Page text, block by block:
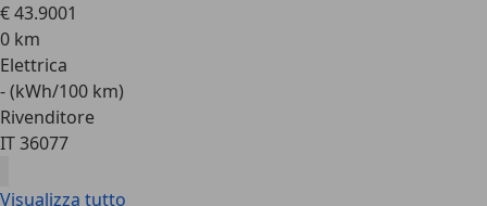
€ 43.9001
0 km
Elettrica
- (kWh/100 km)
Rivenditore
IT 36077
Visualizza tutto